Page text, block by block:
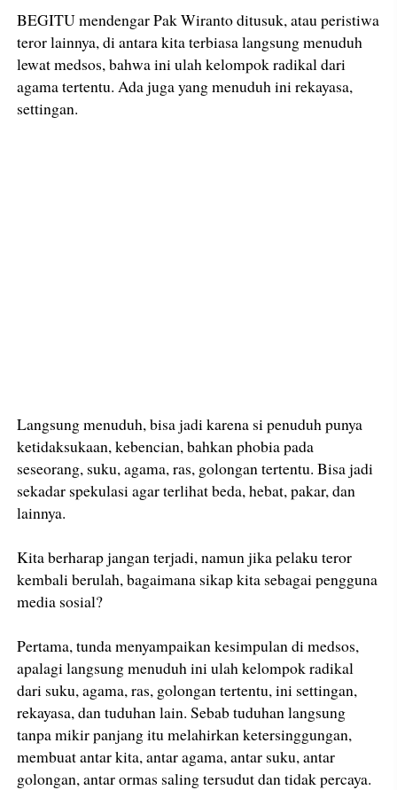
BEGITU mendengar Pak Wiranto ditusuk, atau peristiwa
teror lainnya, di antara kita terbiasa langsung menuduh
lewat medsos, bahwa ini ulah kelompok radikal dari
agama tertentu. Ada juga yang menuduh ini rekayasa,
settingan.
Langsung menuduh, bisa jadi karena si penuduh punya
ketidaksukaan, kebencian, bahkan phobia pada
seseorang, suku, agama, ras, golongan tertentu. Bisa jadi
sekadar spekulasi agar terlihat beda, hebat, pakar, dan
lainnya.
Kita berharap jangan terjadi, namun jika pelaku teror
kembali berulah, bagaimana sikap kita sebagai pengguna
media sosial?
Pertama, tunda menyampaikan kesimpulan di medsos,
apalagi langsung menuduh ini ulah kelompok radikal
dari suku, agama, ras, golongan tertentu, ini settingan,
rekayasa, dan tuduhan lain. Sebab tuduhan langsung
tanpa mikir panjang itu melahirkan ketersinggungan,
membuat antar kita, antar agama, antar suku, antar
golongan, antar ormas saling tersudut dan tidak percaya.